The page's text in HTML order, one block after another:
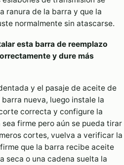
ranura de la barra y que la
normalmente sin atascarse.
esta barra de reemplazo
y dure más
y el pasaje de aceite de
nueva, luego instale la
correcta y configure la
firme pero aún se pueda tirar
cortes, vuelva a verificar la
que la barra recibe aceite
seca o una cadena suelta la